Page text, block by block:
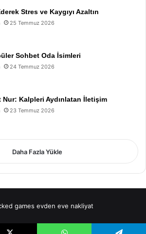
Stres ve Kaygıyı Azaltın
25 Temmuz 2026
Sohbet Oda İsimleri
24 Temmuz 2026
Nur: Kalpleri Aydınlatan İletişim
23 Temmuz 2026
Daha Fazla Yükle
games evden eve nakliyat